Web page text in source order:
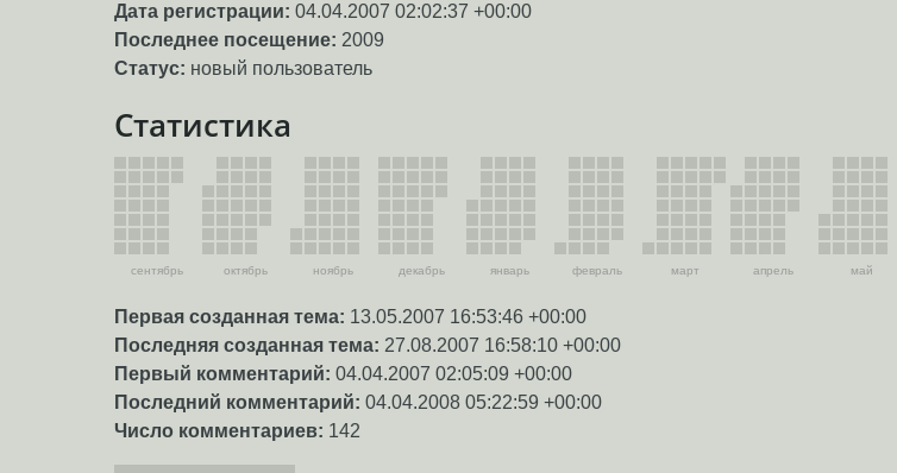
Дата регистрации: 04.04.2007 02:02:37 +00:00
Последнее посещение: 2009
Статус: новый пользователь
Статистика
сентябрь октябрь ноябрь декабрь январь февраль март апрель май
Первая созданная тема: 13.05.2007 16:53:46 +00:00
Последняя созданная тема: 27.08.2007 16:58:10 +00:00
Первый комментарий: 04.04.2007 02:05:09 +00:00
Последний комментарий: 04.04.2008 05:22:59 +00:00
Число комментариев: 142